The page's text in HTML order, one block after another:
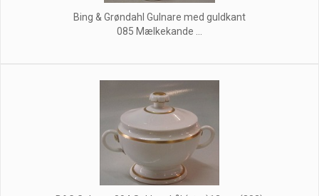
Bing & Grøndahl Gulnare med guldkant
085 Mælkekande ...